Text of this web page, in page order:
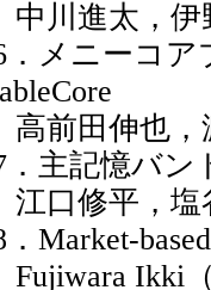
進太，伊
メニーコア
田伸也，渡
主記憶バン
修平，塩谷
Market-
Ikki（